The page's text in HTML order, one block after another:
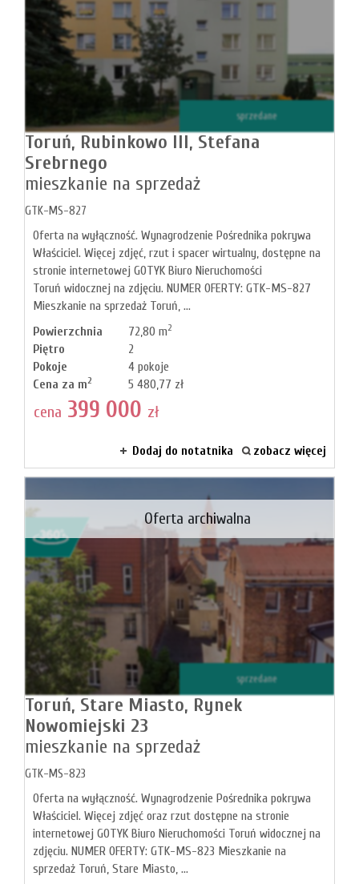
sprzedane
Toruń, Rubinkowo III, Stefana
Srebrnego
mieszkanie na sprzedaż
GTK-MS-827
Oferta na wyłączność. Wynagrodzenie Pośrednika pokrywa
Właściciel. Więcej zdjęć, rzut i spacer wirtualny, dostępne na
stronie internetowej GOTYK Biuro Nieruchomości
Toruń widocznej na zdjęciu. NUMER OFERTY: GTK-MS-827
Mieszkanie na sprzedaż Toruń, ...
Powierzchnia
72,80 m2
Piętro
2
Pokoje
4 pokoje
Cena za m2 5 480,77 zł
cena 399 000 zł
Dodaj do notatnika zobacz więcej
sprzedane
Oferta archiwalna
Toruń, Stare Miasto, Rynek
Nowomiejski 23
mieszkanie na sprzedaż
GTK-MS-823
Oferta na wyłączność. Wynagrodzenie Pośrednika pokrywa
Właściciel. Więcej zdjęć oraz rzut dostępne na stronie
internetowej GOTYK Biuro Nieruchomości Toruń widocznej na
zdjęciu. NUMER OFERTY: GTK-MS-823 Mieszkanie na
sprzedaż Toruń, Stare Miasto, ...